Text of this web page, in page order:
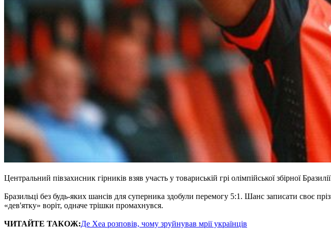
Центральний півзахисник гірників взяв участь у товариській грі олімпійської збірної
Бразильці без будь-яких шансів для суперника здобули перемогу 5:1. Шанс записати своє
«дев'ятку» воріт, одначе трішки промахнувся.
ЧИТАЙТЕ ТАКОЖ:Де Хеа розповів, чому зруйнував мрії українців